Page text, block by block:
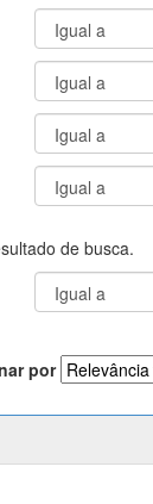
de busca.
por